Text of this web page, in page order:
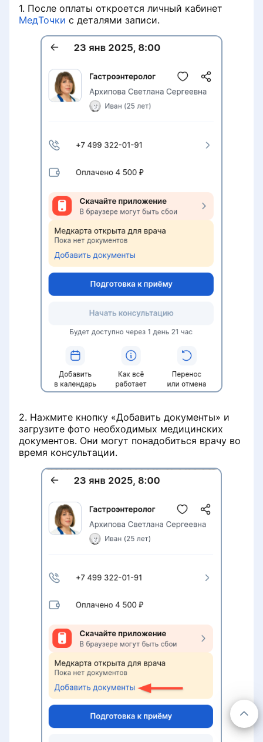
1. После оплаты откроется личный кабинет
МедТочки с деталями записи.
2. Нажмите кнопку «Добавить документы» и
загрузите фото необходимых медицинских
документов. Они могут понадобиться врачу во
время консультации.